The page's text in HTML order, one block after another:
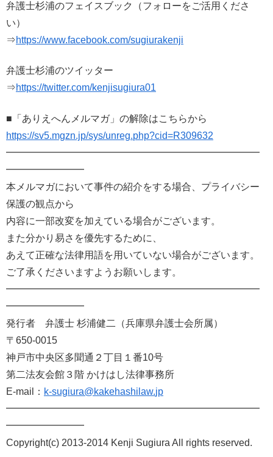
弁護士杉浦のフェイスブック（フォローをご活用くださ
い）
⇒https://www.facebook.com/sugiurakenji
弁護士杉浦のツイッター
⇒https://twitter.com/kenjisugiura01
■「ありえへんメルマガ」の解除はこちらから
https://sv5.mgzn.jp/sys/unreg.php?cid=R309632
━━━━━━━━━━━━━━━━━━━━━━━━━━
━━━━━━━━
本メルマガにおいて事件の紹介をする場合、 プライバシー
保護の観点から
内容に一部改変を加えている場合がございます。
また分かり易さを優先するために、
あえて正確な法律用語を用いていない場合がございます。
ご了承くださいますようお願いします。
━━━━━━━━━━━━━━━━━━━━━━━━━━
━━━━━━━━
発行者 弁護士 杉浦健二（兵庫県弁護士会所属）
〒650-0015
神戸市中央区多聞通２丁目１番10号
第二法友会館３階 かけはし法律事務所
E-mail： k-sugiura@kakehashilaw.jp
━━━━━━━━━━━━━━━━━━━━━━━━━━
━━━━━━━━
Copyright(c) 2013-2014 Kenji Sugiura All rights reserved.